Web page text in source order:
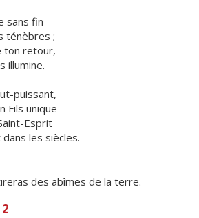
sans fin
ténèbres ;
ton retour,
illumine.
puissant,
Fils unique
Esprit
les siècles.
des abîmes de la terre.